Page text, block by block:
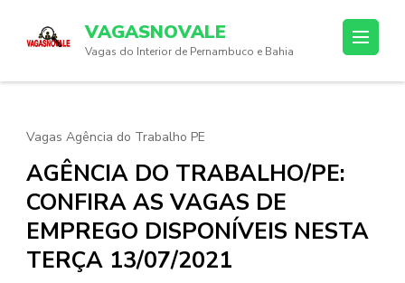
(Press
VAGASNOVALE
Vagas do Interior de Pernambuco e Bahia
Vagas Agência do Trabalho PE
AGÊNCIA DO TRABALHO/PE:
CONFIRA AS VAGAS DE
EMPREGO DISPONÍVEIS NESTA
TERÇA 13/07/2021